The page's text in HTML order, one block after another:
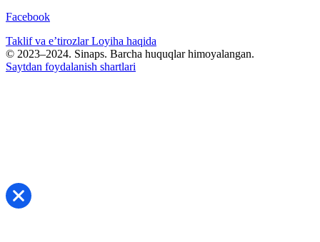
Facebook
Taklif va e’tirozlarLoyiha haqida
© 2023–2024. Sinaps. Barcha huquqlar himoyalangan.
Saytdan foydalanish shartlari